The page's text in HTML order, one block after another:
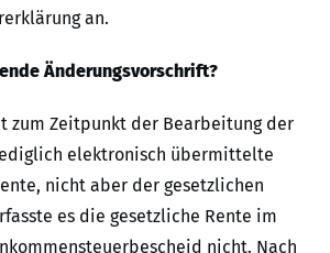
an.
Änderungsvorschrift?
zum Zeitpunkt der Bearbeitung der
elektronisch übermittelte
nicht aber der gesetzlichen
es die gesetzliche Rente im
nicht. Nach